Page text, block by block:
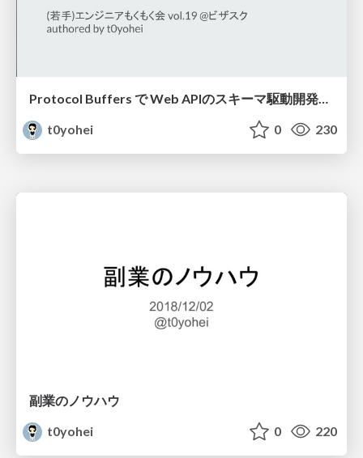
Protocol Buffers で Web APIのスキーマ駆動開発がしたい
t0yohei
0 230
副業のノウハウ
t0yohei
0 220